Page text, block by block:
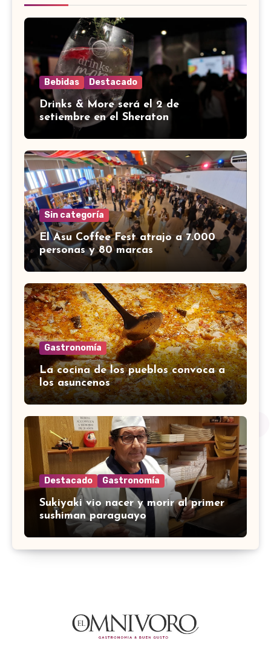
Bebidas Destacado
Drinks & More será el 2 de
setiembre en el Sheraton
Sin categoría
El Asu Coffee Fest atrajo a 7.000
personas y 80 marcas
Gastronomía
La cocina de los pueblos convoca a
los asuncenos
Destacado Gastronomía
Sukiyaki vio nacer y morir al primer
sushiman paraguayo